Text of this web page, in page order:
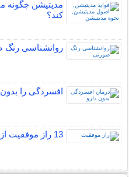
مدیتیشن چگونه
کند؟
روانشناسی رنگ
افسردگی را بدون
13 راز موفقیت از نگاه جیم ران، فیلسوف کارآفرین